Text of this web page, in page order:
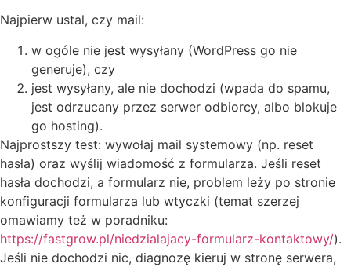
Najpierw ustal, czy mail:
w ogóle nie jest wysyłany (WordPress go nie
generuje), czy
jest wysyłany, ale nie dochodzi (wpada do spamu,
jest odrzucany przez serwer odbiorcy, albo blokuje
go hosting).
Najprostszy test: wywołaj mail systemowy (np. reset
hasła) oraz wyślij wiadomość z formularza. Jeśli reset
hasła dochodzi, a formularz nie, problem leży po stronie
konfiguracji formularza lub wtyczki (temat szerzej
omawiamy też w poradniku:
https://fastgrow.pl/niedzialajacy-formularz-kontaktowy/).
Jeśli nie dochodzi nic, diagnozę kieruj w stronę serwera,